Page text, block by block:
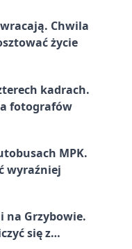
Chwila
życie
kadrach.
fotografów
MPK.
wyraźniej
na Grzybowie.
się z